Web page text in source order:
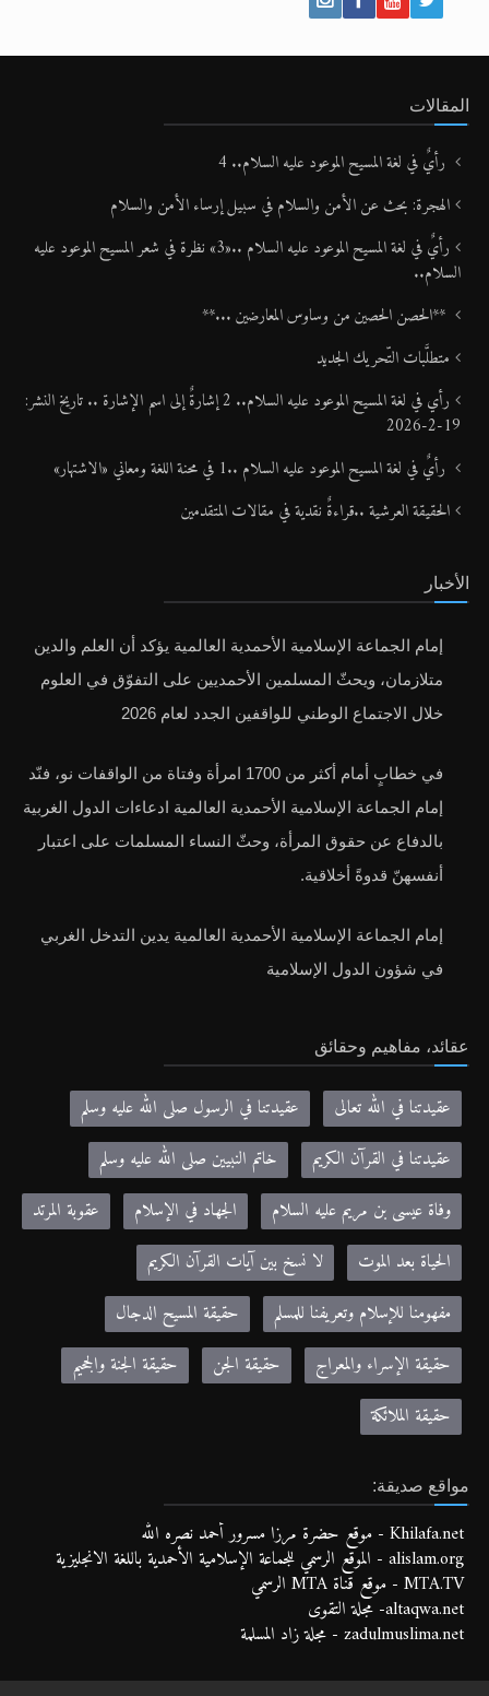
المقالات
رأيٌ في لغة المسيح الموعود عليه السلام.. 4
الهجرة: بحث عن الأمن والسلام في سبيل إرساء الأمن والسلام
رأيٌ في لغة المسيح الموعود عليه السلام ..«3» نظرة في شعر المسيح الموعود عليه
السلام..
**الحصن الحصين من وساوس المعارضين ...**
متطلَّبات التّحريك الجديد
رأي في لغة المسيح الموعود عليه السلام.. 2 إشارةٌ إلى اسم الإشارة .. تاريخ النشر:
19-2-2026
رأيٌ في لغة المسيح الموعود عليه السلام ..1 في محنة اللغة ومعاني «الاشتهار»
الحقيقة العرشية ..قراءةٌ نقدية في مقالات المتقدمين
الأخبار
إمام الجماعة الإسلامية الأحمدية العالمية يؤكد أن العلم والدين
متلازمان، ويحثّ المسلمين الأحمديين على التفوّق في العلوم
خلال الاجتماع الوطني للواقفين الجدد لعام 2026
في خطابٍ أمام أكثر من 1700 امرأة وفتاة من الواقفات نو، فنّد
إمام الجماعة الإسلامية الأحمدية العالمية ادعاءات الدول الغربية
بالدفاع عن حقوق المرأة، وحثّ النساء المسلمات على اعتبار
أنفسهنّ قدوةً أخلاقية.
إمام الجماعة الإسلامية الأحمدية العالمية يدين التدخل الغربي
في شؤون الدول الإسلامية
عقائد، مفاهيم وحقائق
عقيدتنا في الله تعالى
عقيدتنا في الرسول صلى الله عليه وسلم
عقيدتنا في القرآن الكريم
خاتم النبيين صلى الله عليه وسلم
وفاة عيسى بن مريم عليه السلام
الجهاد في الإسلام
عقوبة المرتد
الحياة بعد الموت
لا نسخ بين آيات القرآن الكريم
مفهومنا للإسلام وتعريفنا للمسلم
حقيقة المسيح الدجال
حقيقة الإسراء والمعراج
حقيقة الجن
حقيقة الجنة والجحيم
حقيقة الملائكة
مواقع صديقة:
Khilafa.net - موقع حضرة مرزا مسرور أحمد نصره الله
alislam.org - الموقع الرسمي للجماعة الإسلامية الأحمدية باللغة الانجليزية
MTA.TV - موقع قناة MTA الرسمي
altaqwa.net- مجلة التقوى
zadulmuslima.net - مجلة زاد المسلمة